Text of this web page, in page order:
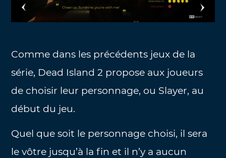
Comme dans les précédents jeux de la
série, Dead Island 2 propose aux joueurs
de choisir leur personnage, ou Slayer, au
début du jeu.
Quel que soit le personnage choisi, il sera
le vôtre jusqu’à la fin et il n’y a aucun